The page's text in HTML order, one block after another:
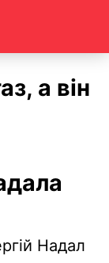
а він
Надал